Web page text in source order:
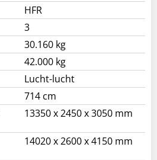
HFR
3
30.160 kg
42.000 kg
Lucht-lucht
714 cm
13350 x 2450 x 3050 mm
14020 x 2600 x 4150 mm